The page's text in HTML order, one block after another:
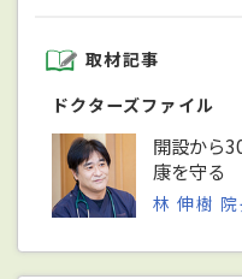
取材記事
ドクターズファイル
開設から
康を守る
林 伸樹 院